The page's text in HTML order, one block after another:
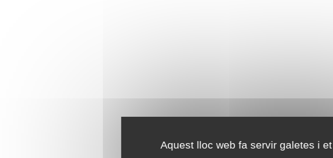
Aquest lloc web fa servir galetes i